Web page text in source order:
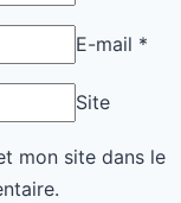
E-mail *
Site
mon site dans le